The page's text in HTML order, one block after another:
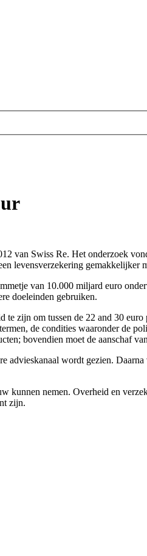
van Swiss Re. Het onderzoek
levensverzekering gemakkelijker
van 10.000 miljard euro
doeleinden gebruiken.
zijn om tussen de 22 and 30
de condities waaronder de
bovendien moet de aanschaf
advieskanaal wordt gezien.
kunnen nemen. Overheid en
zijn.